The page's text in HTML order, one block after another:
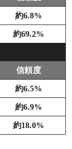
約6.8%
約69.2%
信頼度
約6.5%
約6.9%
約18.0%